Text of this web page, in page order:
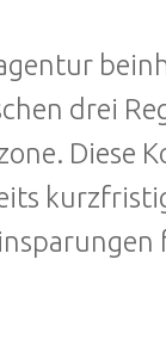
drei
Diese